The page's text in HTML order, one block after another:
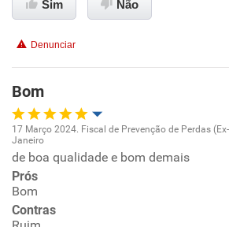
Sim Não
Denunciar
Bom
Oportunidade de promoção
17 Março 2024. Fiscal de Prevenção de Perdas
Janeiro
de boa qualidade e bom demais
Prós
Bom
Contras